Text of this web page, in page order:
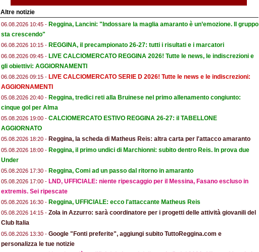
Altre notizie
06.08.2026 10:45 - Reggina, Lancini: "Indossare la maglia amaranto è un’emozione. Il gruppo
sta crescendo"
06.08.2026 10:15 - REGGINA, il precampionato 26-27: tutti i risultati e i marcatori
06.08.2026 09:45 - LIVE CALCIOMERCATO REGGINA 2026! Tutte le news, le indiscrezioni e
gli obiettivi: AGGIORNAMENTI
06.08.2026 09:15 - LIVE CALCIOMERCATO SERIE D 2026! Tutte le news e le indiscrezioni:
AGGIORNAMENTI
05.08.2026 20:40 - Reggina, tredici reti alla Bruinese nel primo allenamento congiunto:
cinque gol per Alma
05.08.2026 19:00 - CALCIOMERCATO ESTIVO REGGINA 26-27: il TABELLONE
AGGIORNATO
05.08.2026 18:20 - Reggina, la scheda di Matheus Reis: altra carta per l'attacco amaranto
05.08.2026 18:00 - Reggina, il primo undici di Marchionni: subito dentro Reis. In prova due
Under
05.08.2026 17:30 - Reggina, Comi ad un passo dal ritorno in amaranto
05.08.2026 17:00 - LND, UFFICIALE: niente ripescaggio per il Messina, Fasano escluso in
extremis. Sei ripescate
05.08.2026 16:30 - Reggina, UFFICIALE: ecco l'attaccante Matheus Reis
05.08.2026 14:15 - Zola in Azzurro: sarà coordinatore per i progetti delle attività giovanili del
Club Italia
05.08.2026 13:30 - Google "Fonti preferite", aggiungi subito TuttoReggina.com e
personalizza le tue notizie